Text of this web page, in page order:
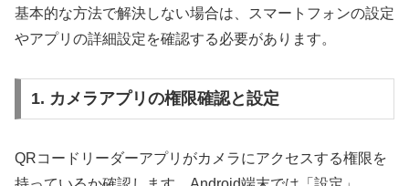
基本的な方法で解決しない場合は、スマートフォンの設定
やアプリの詳細設定を確認する必要があります。
1. カメラアプリの権限確認と設定
QRコードリーダーアプリがカメラにアクセスする権限を